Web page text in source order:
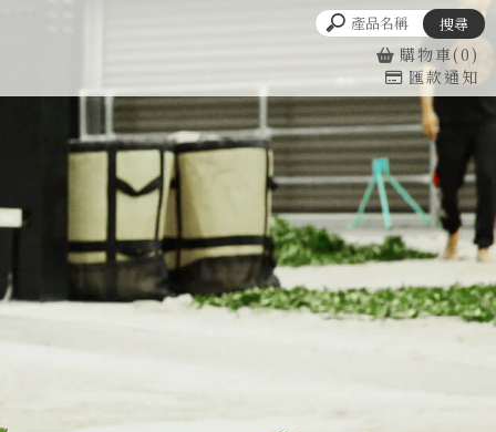
購物車(0)
匯款通知